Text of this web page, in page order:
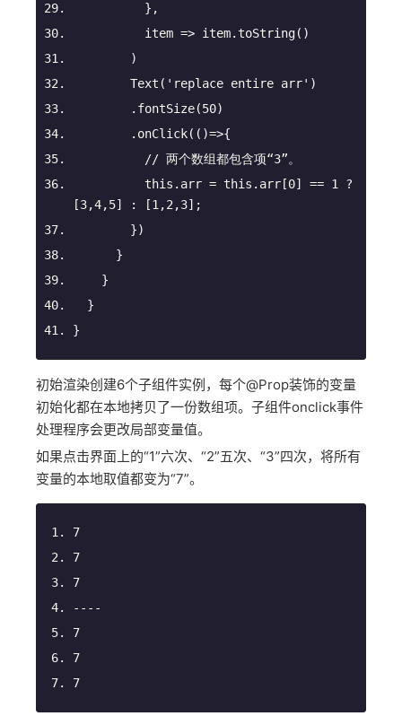
          },
item => item.toString()
        )
        Text(
'replace entire arr' )
        .fontSize(
50)
        .onClick(
()=>{
// 两个数组都包含项“3”。
this .arr = this .arr[0] == 1
?
[3,4,5] : [1 ,2 ,3];
        })
      }
    }
  }
}
初始渲染创建6个子组件实例，每个@Prop装饰的变量
初始化都在本地拷贝了一份数组项。子组件onclick事件
处理程序会更改局部变量值。
如果点击界面上的“1”六次、“2”五次、“3”四次，将所有
变量的本地取值都变为“7”。
7
7
7
----
7
7
7